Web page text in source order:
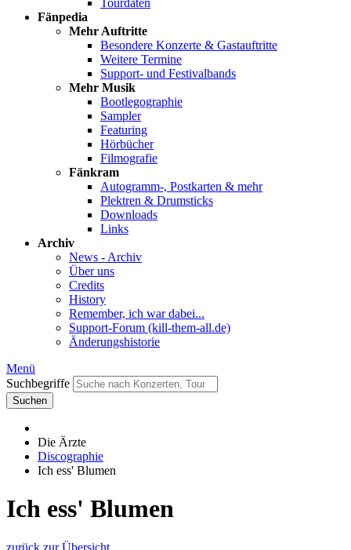
Tourdaten
Fänpedia
Mehr Auftritte
Besondere Konzerte & Gastauftritte
Weitere Termine
Support- und Festivalbands
Mehr Musik
Bootlegographie
Sampler
Featuring
Hörbücher
Filmografie
Fänkram
Autogramm-, Postkarten & mehr
Plektren & Drumsticks
Downloads
Links
Archiv
News - Archiv
Über uns
Credits
History
Remember, ich war dabei...
Support-Forum (kill-them-all.de)
Änderungshistorie
Menü
Suchbegriffe
Suchen
Die Ärzte
Discographie
Ich ess' Blumen
Ich ess' Blumen
zurück zur Übersicht